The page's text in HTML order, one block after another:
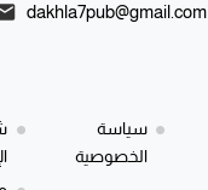
dakhla7pub@gmail.com
سياسة
الخصوصية